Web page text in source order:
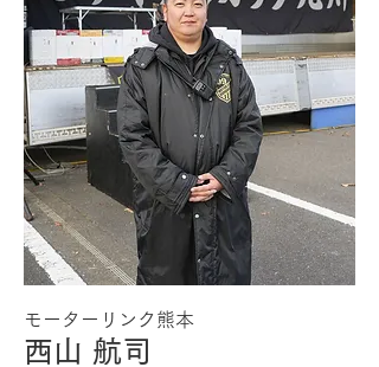
モーターリンク熊本
西山 航司